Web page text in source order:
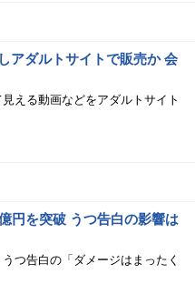
アダルトサイトで販売か 会
える動画などをアダルトサイト
円を突破 うつ告白の影響は
つ告白の「ダメージはまったく